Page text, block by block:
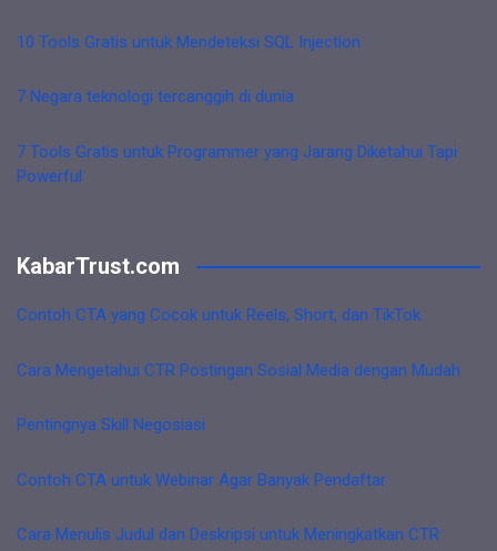
10 Tools Gratis untuk Mendeteksi SQL Injection
7 Negara teknologi tercanggih di dunia
7 Tools Gratis untuk Programmer yang Jarang Diketahui Tapi
Powerful
KabarTrust.com
Contoh CTA yang Cocok untuk Reels, Short, dan TikTok
Cara Mengetahui CTR Postingan Sosial Media dengan Mudah
Pentingnya Skill Negosiasi
Contoh CTA untuk Webinar Agar Banyak Pendaftar
Cara Menulis Judul dan Deskripsi untuk Meningkatkan CTR